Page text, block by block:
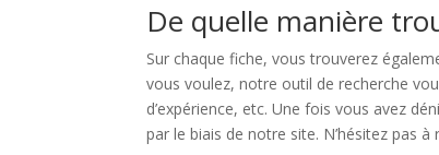
De quelle manière
Sur chaque fiche, vous trouverez
vous voulez, notre outil de recherche
d’expérience, etc. Une fois vous avez
par le biais de notre site. N’hésitez pas